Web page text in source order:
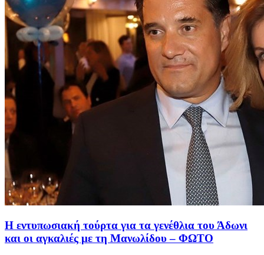
Η εντυπωσιακή τούρτα για τα γενέθλια του Άδωνι
και οι αγκαλιές με τη Μανωλίδου – ΦΩΤΟ